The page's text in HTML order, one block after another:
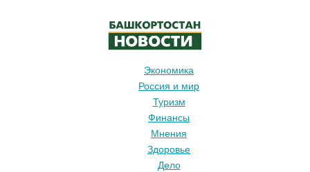
Экономика
Россия и мир
Туризм
Финансы
Мнения
Здоровье
Дело